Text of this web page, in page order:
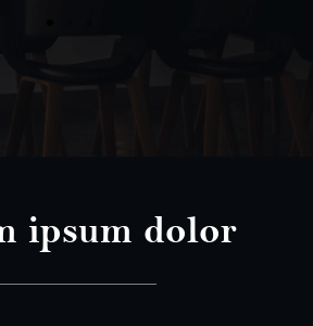
ipsum dolor